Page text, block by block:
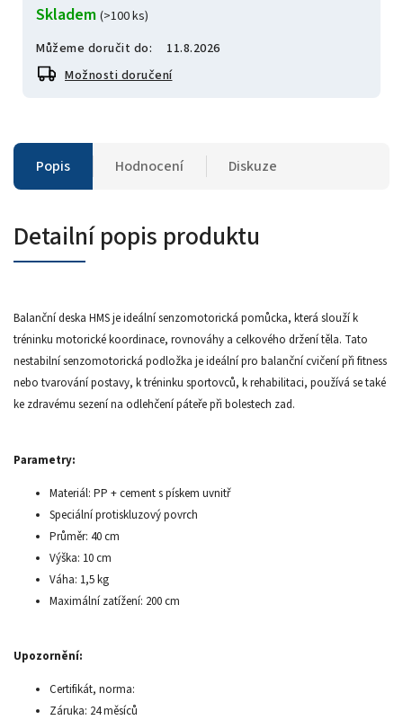
Skladem (>100 ks)
Můžeme doručit do:
11.8.2026
Možnosti doručení
Popis Hodnocení Diskuze
Detailní popis produktu
Balanční deska HMS je ideální senzomotorická pomůcka, která slouží k
tréninku motorické koordinace, rovnováhy a celkového držení těla. Tato
nestabilní senzomotorická podložka je ideální pro balanční cvičení při fitness
nebo tvarování postavy, k tréninku sportovců, k rehabilitaci, používá se také
ke zdravému sezení na odlehčení páteře při bolestech zad.
Parametry:
Materiál: PP + cement s pískem uvnitř
Speciální protiskluzový povrch
Průměr: 40 cm
Výška: 10 cm
Váha: 1,5 kg
Maximální zatížení: 200 cm
Upozornění:
Certifikát, norma:
Záruka: 24 měsíců